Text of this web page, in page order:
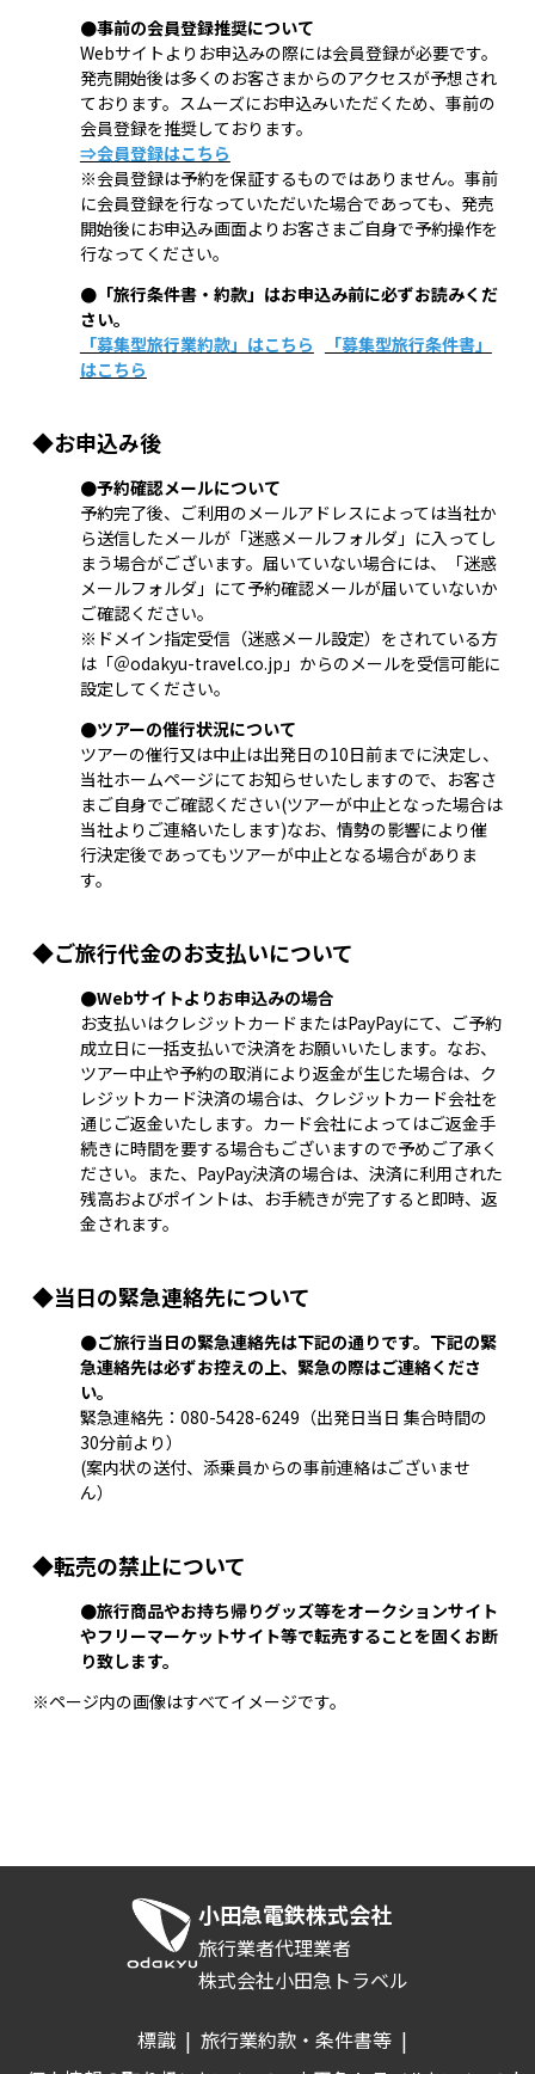
●事前の会員登録推奨について
Webサイトよりお申込みの際には会員登録が必要です。
発売開始後は多くのお客さまからのアクセスが予想され
ております。スムーズにお申込みいただくため、事前の
会員登録を推奨しております。
⇒会員登録はこちら
※会員登録は予約を保証するものではありません。事前
に会員登録を行なっていただいた場合であっても、発売
開始後にお申込み画面よりお客さまご自身で予約操作を
行なってください。
●「旅行条件書・約款」はお申込み前に必ずお読みくだ
さい。
「募集型旅行業約款」はこちら
「募集型旅行条件書」
はこちら
◆お申込み後
●予約確認メールについて
予約完了後、ご利用のメールアドレスによっては当社か
ら送信したメールが「迷惑メールフォルダ」に入ってし
まう場合がございます。届いていない場合には、「迷惑
メールフォルダ」にて予約確認メールが届いていないか
ご確認ください。
※ドメイン指定受信（迷惑メール設定）をされている方
は「＠odakyu-travel.co.jp」からのメールを受信可能に
設定してください。
●ツアーの催行状況について
ツアーの催行又は中止は出発日の10日前までに決定し、
当社ホームページにてお知らせいたしますので、お客さ
まご自身でご確認ください(ツアーが中止となった場合は
当社よりご連絡いたします)なお、情勢の影響により催
行決定後であってもツアーが中止となる場合がありま
す。
◆ご旅行代金のお支払いについて
●Webサイトよりお申込みの場合
お支払いはクレジットカードまたはPayPayにて、ご予約
成立日に一括支払いで決済をお願いいたします。なお、
ツアー中止や予約の取消により返金が生じた場合は、ク
レジットカード決済の場合は、クレジットカード会社を
通じご返金いたします。カード会社によってはご返金手
続きに時間を要する場合もございますので予めご了承く
ださい。また、PayPay決済の場合は、決済に利用された
残高およびポイントは、お手続きが完了すると即時、返
金されます。
◆当日の緊急連絡先について
●ご旅行当日の緊急連絡先は下記の通りです。下記の緊
急連絡先は必ずお控えの上、緊急の際はご連絡くださ
い。
緊急連絡先： 080-5428-6249 （出発日当日 集合時間の
30分前より）
(案内状の送付、添乗員からの事前連絡はございませ
ん）
◆転売の禁止について
●旅行商品やお持ち帰りグッズ等をオークションサイト
やフリーマーケットサイト等で転売することを固くお断
り致します。
※ページ内の画像はすべてイメージです。
小田急電鉄株式会社
旅行業者代理業者
株式会社小田急トラベル
標識 | 旅行業約款・条件書等 |